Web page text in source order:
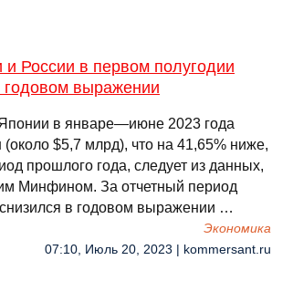
России в первом полугодии
годовом выражении
в январе—июне 2023 года
$5,7 млрд), что на 41,65% ниже,
прошлого года, следует из данных,
Минфином. За отчетный период
в годовом выражении …
Экономика
07:10, Июль 20, 2023 | kommersant.ru